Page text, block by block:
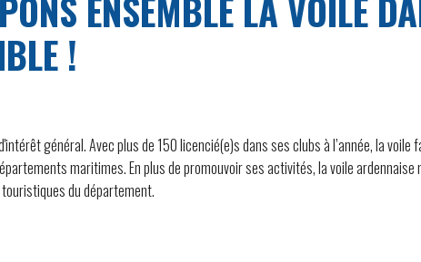
ENSEMBLE LA VOILE
!
général. Avec plus de 150 licencié(e)s dans ses clubs à l’année, la voile
maritimes. En plus de promouvoir ses activités, la voile ardennaise
du département.